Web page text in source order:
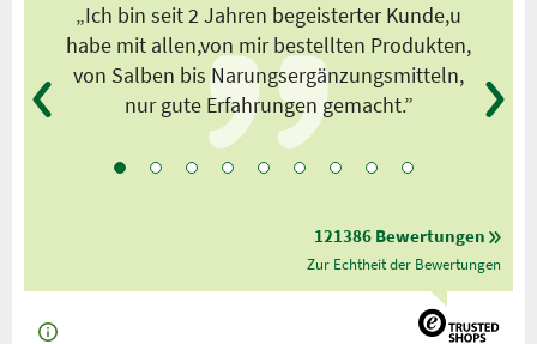
„Ich bin seit 2 Jahren begeisterter Kunde,u
habe mit allen,von mir bestellten Produkten,
von Salben bis Narungsergänzungsmitteln,
nur gute Erfahrungen gemacht.”
121386 Bewertungen
Zur Echtheit der Bewertungen